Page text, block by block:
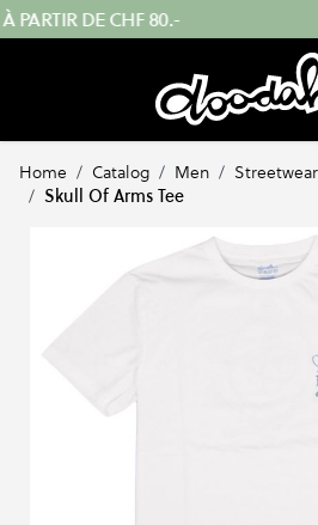
Skip to Content ENVOI RAPIDE
Home / Catalog / Men / Streetwear
/ Skull Of Arms Tee